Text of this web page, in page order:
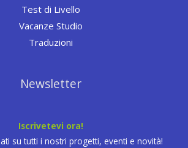
Test di Livello
Vacanze Studio
Traduzioni
Newsletter
Iscrivetevi ora!
su tutti i nostri progetti, eventi e novità!